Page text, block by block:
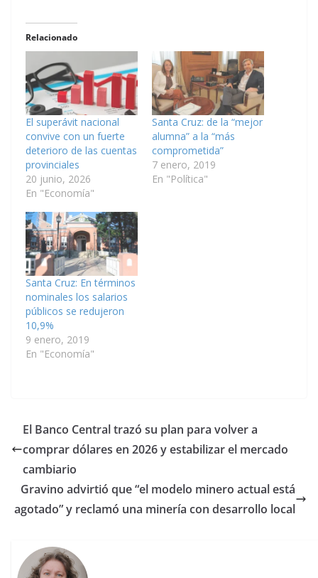
Relacionado
El superávit nacional
convive con un fuerte
deterioro de las cuentas
provinciales
20 junio, 2026
En "Economía"
Santa Cruz: de la “mejor
alumna” a la “más
comprometida”
7 enero, 2019
En "Política"
Santa Cruz: En términos
nominales los salarios
públicos se redujeron
10,9%
9 enero, 2019
En "Economía"
El Banco Central trazó su plan para volver a
comprar dólares en 2026 y estabilizar el mercado
cambiario
Gravino advirtió que “el modelo minero actual está
agotado” y reclamó una minería con desarrollo local